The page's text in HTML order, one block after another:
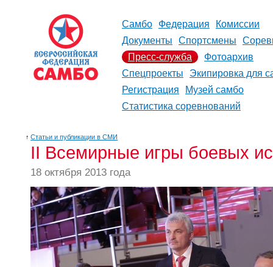
Самбо Федерация
Комиссии
Документы
Спортсмены
Пресс-служба
Фотоархив
Спецпроекты
Экипировка для
Регистрация
Музей самбо
Статистика соревнований
↑ Статьи и публикации в СМИ
II Всемирные игры боевых
18 октября 2013 года